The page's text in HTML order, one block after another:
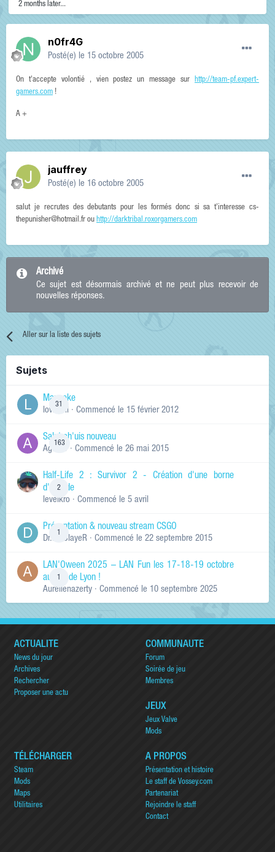
2 months later...
n0fr4G
Posté(e) le 15 octobre 2005
On t'accepte volontié , vien postez un message sur http://team-pf.expert-
gamers.com !
A +
jauffrey
Posté(e) le 16 octobre 2005
salut je recrutes des debutants pour les formés donc si sa t'interesse cs-
thepunisher@hotmail.fr ou http://darktribal.roxorgamers.com
Archivé
Ce sujet est désormais archivé et ne peut plus recevoir de
nouvelles réponses.
Aller sur la liste des sujets
Sujets
31
Manneke
lowskill · Commencé le 15 février 2012
163
Salut ch'uis nouveau
Ag0Nie · Commencé le 26 mai 2015
2
Half-Life 2 : Survivor 2 - Création d'une borne
d'arcade
levelkro · Commencé le 5 avril
Présentation & nouveau stream CSGO
Dr.KinSlayeR · Commencé le 22 septembre 2015
LAN'Oween 2025 – LAN Fun les 17-18-19 octobre
au sud de Lyon !
Aurelienazerty · Commencé le 10 septembre 2025
ACTUALITÉ
News du jour
Archives
Rechercher
Proposer une actu
COMMUNAUTÉ
Forum
Soirée de jeu
Membres
JEUX
Jeux Valve
Mods
TÉLÉCHARGER
Steam
Mods
Maps
Utilitaires
A PROPOS
Présentation et histoire
Le staff de Vossey.com
Partenariat
Rejoindre le staff
Contact